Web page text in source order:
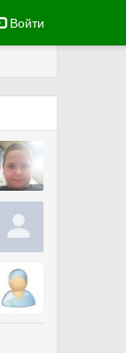
Войти